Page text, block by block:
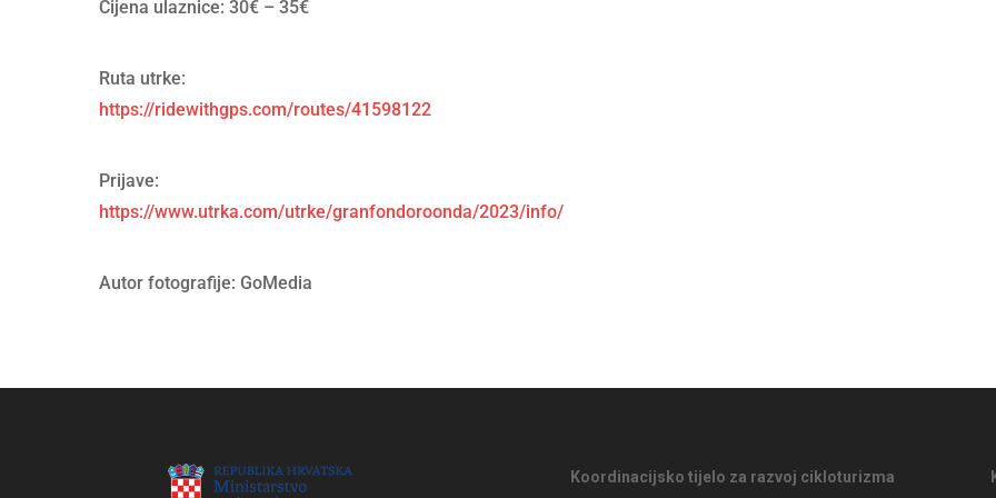
Cijena ulaznice: 30€ – 35€
Ruta utrke:
https://ridewithgps.com/routes/41598122
Prijave:
https://www.utrka.com/utrke/granfondoroonda/2023/info/
Autor fotografije: GoMedia
Koordinacijsko tijelo za razvoj cikloturizma